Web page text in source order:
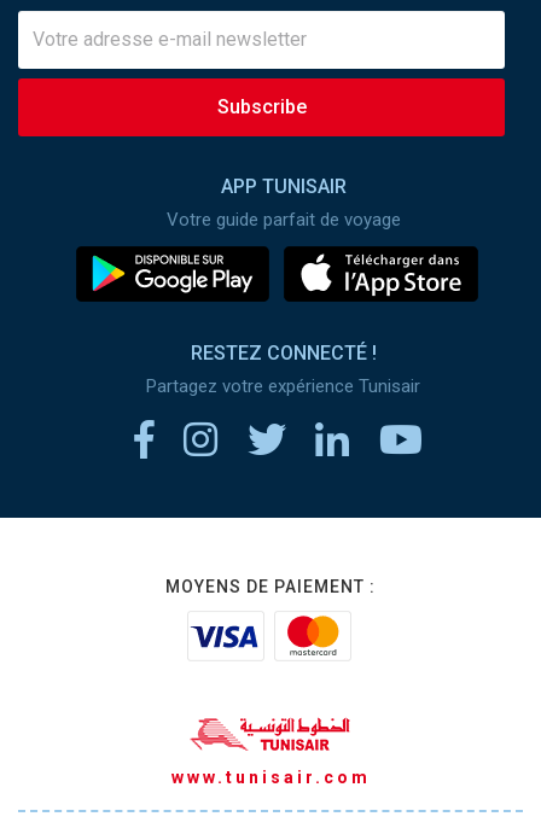
Subscribe
APP TUNISAIR
Votre guide parfait de voyage
RESTEZ CONNECTÉ !
Partagez votre expérience Tunisair
MOYENS DE PAIEMENT :
www.tunisair.com